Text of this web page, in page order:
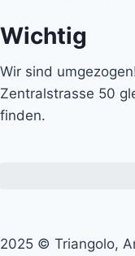
Wichtig
Wir sind
Zentralstrasse 50
finden.
2025 © Triangolo,